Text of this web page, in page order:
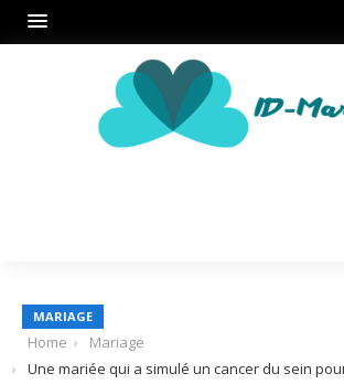
MARIAGE
Home
Mariage
Une mariée qui a simulé un cancer du sein